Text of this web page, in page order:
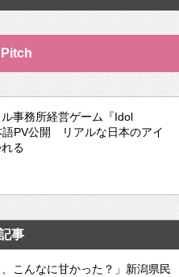
ル事務所経営ゲーム『Idol
語PV公開 リアルな日本のアイ
る
事
、こんなに甘かった？」新潟県民